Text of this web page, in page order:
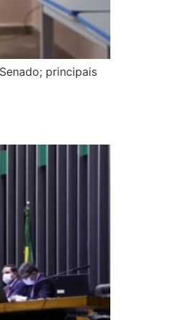
principais